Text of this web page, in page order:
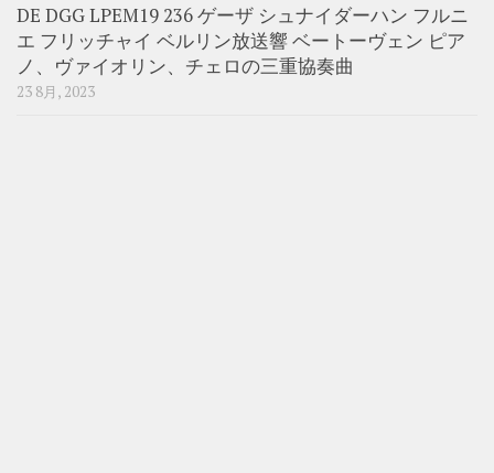
DE DGG LPEM19 236 ゲーザ シュナイダーハン フルニ
エ フリッチャイ ベルリン放送響 ベートーヴェン ピア
ノ、ヴァイオリン、チェロの三重協奏曲
23 8月, 2023